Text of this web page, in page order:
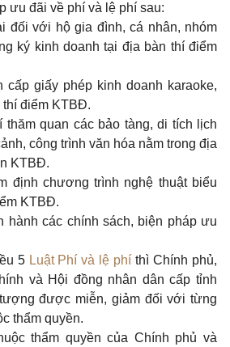
ưu đãi về phí và lệ phí sau:
đối với hộ gia đình, cá nhân, nhóm
ký kinh doanh tại địa bàn thí điểm
cấp giấy phép kinh doanh karaoke,
điểm KTBĐ.
thăm quan các bảo tàng, di tích lịch
công trình văn hóa nằm trong địa
KTBĐ.
định chương trình nghệ thuật biểu
KTBĐ.
hành các chính sách, biện pháp ưu
5 Luật Phí và lệ phí thì Chính phủ,
và Hội đồng nhân dân cấp tỉnh
được miễn, giảm đối với từng
thẩm quyền.
thẩm quyền của Chính phủ và